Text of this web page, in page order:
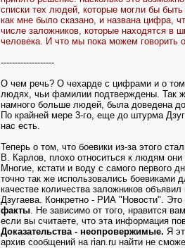
списки тех людей, которые могли бы
как мне было сказано, и названа цифра,
числе заложников, которые находятся в
человека. И что мы пока можем говорить
-------------------
О чем речь? О чехарде с цифрами и о том,
людях, чьи фамилии подтверждены. Так
намного больше людей, была доведена
По крайней мере 3-го, еще до штурма
нас есть.
Теперь о том, что боевики из-за этого
В. Карлов, плохо относиться к людям
Многие, кстати и воду с самого
точно так же использовались
качестве количества заложников
Дзугаева. Конкретно - РИА "Новости".
факты. Не зависимо от того, нравится
если вы считаете, что эта информация
Доказательства - неопровержимые. Я
архив сообщений на rian.ru найти не